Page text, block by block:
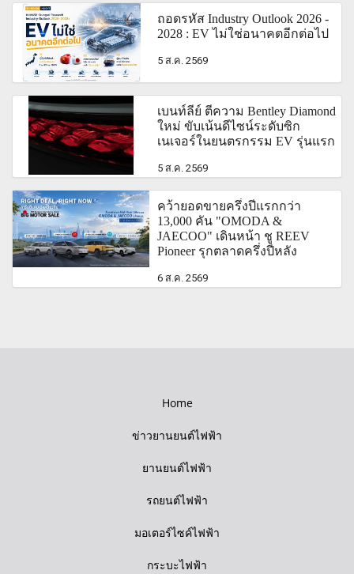
ถอดรหัส Industry Outlook 2026 -
2028 : EV ไม่ใช่อนาคตอีกต่อไป
5 ส.ค. 2569
เบนท์ลีย์ ตีความ Bentley Diamond
ใหม่ ขับเน้นดีไซน์ระดับซิก
เนเจอร์ในยนตรกรรม EV รุ่นแรก
5 ส.ค. 2569
คว้ายอดขายครึ่งปีแรกกว่า
13,000 คัน "OMODA &
JAECOO" เดินหน้า ชู REEV
Pioneer รุกตลาดครึ่งปีหลัง
6 ส.ค. 2569
Home
ข่าวยานยนต์ไฟฟ้า
ยานยนต์ไฟฟ้า
รถยนต์ไฟฟ้า
มอเตอร์ไซค์ไฟฟ้า
กระบะไฟฟ้า